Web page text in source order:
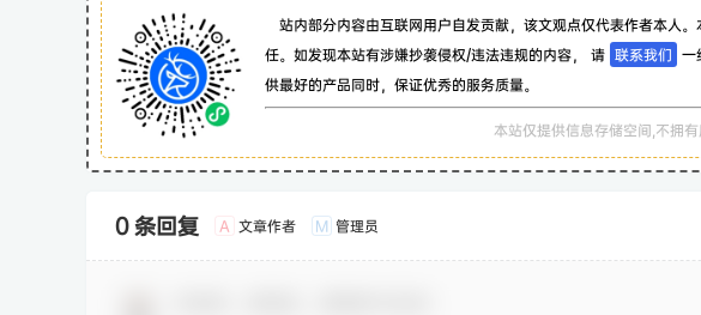
站内部分内容由互联网用户自发贡献，该文观点仅代表作者本人
任。如发现本站有涉嫌抄袭侵权/违法违规的内容， 请 联系我们 一
供最好的产品同时，保证优秀的服务质量。
本站仅提供信息存储空间,不拥
0 条回复 A 文章作者 M 管理员